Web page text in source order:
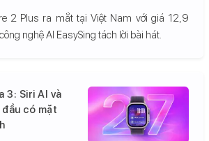
2 Plus ra mắt tại Việt Nam với giá 12,9
nghệ AI EasySing tách lời bài hát.
3: Siri AI và
có mặt